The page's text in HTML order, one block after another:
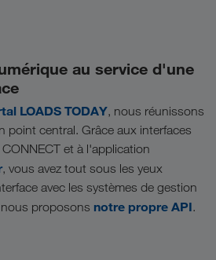
au service d'une
LOADS TODAY, nous réunissons
point central. Grâce aux interfaces
et à l'application
, vous avez tout sous les yeux
avec les systèmes de gestion
proposons notre propre API.